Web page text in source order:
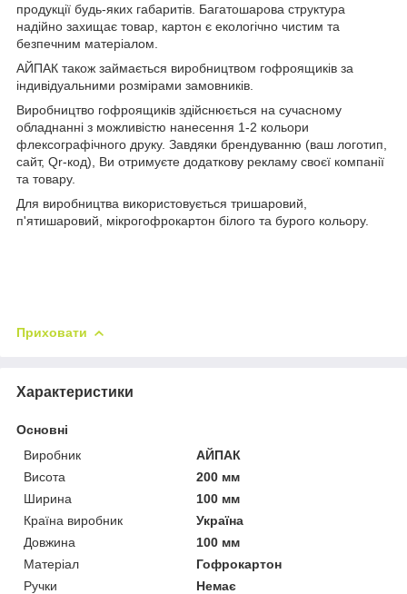
продукції будь-яких габаритів. Багатошарова структура
надійно захищає товар, картон є екологічно чистим та
безпечним матеріалом.
АЙПАК також займається виробництвом гофроящиків за
індивідуальними розмірами замовників.
Виробництво гофроящиків здійснюється на сучасному
обладнанні з можливістю нанесення 1-2 кольори
флексографічного друку. Завдяки брендуванню (ваш логотип,
сайт, Qr-код), Ви отримуєте додаткову рекламу своєї компанії
та товару.
Для виробництва використовується тришаровий,
п'ятишаровий, мікрогофрокартон білого та бурого кольору.
Приховати
Характеристики
Основні
Виробник
АЙПАК
Висота
200 мм
Ширина
100 мм
Країна виробник
Україна
Довжина
100 мм
Матеріал
Гофрокартон
Ручки
Немає